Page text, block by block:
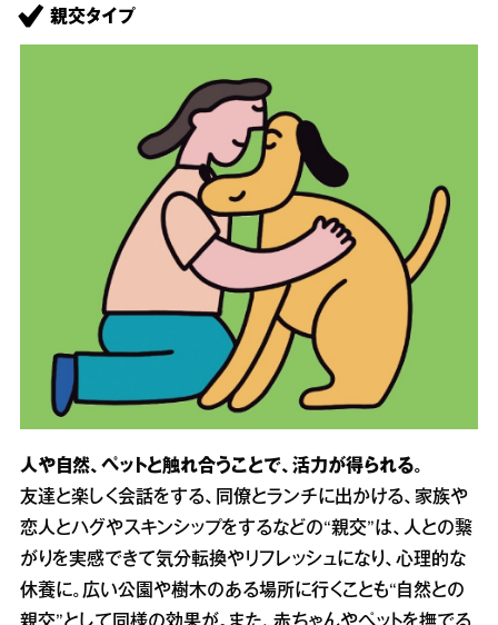
親交タイプ
人や自然、ペットと触れ合うことで、活力が得られる。
友達と楽しく会話をする、同僚とランチに出かける、家族や
恋人とハグやスキンシップをするなどの“親交”は、人との繋
がりを実感できて気分転換やリフレッシュになり、心理的な
休養に。広い公園や樹木のある場所に行くことも“自然との